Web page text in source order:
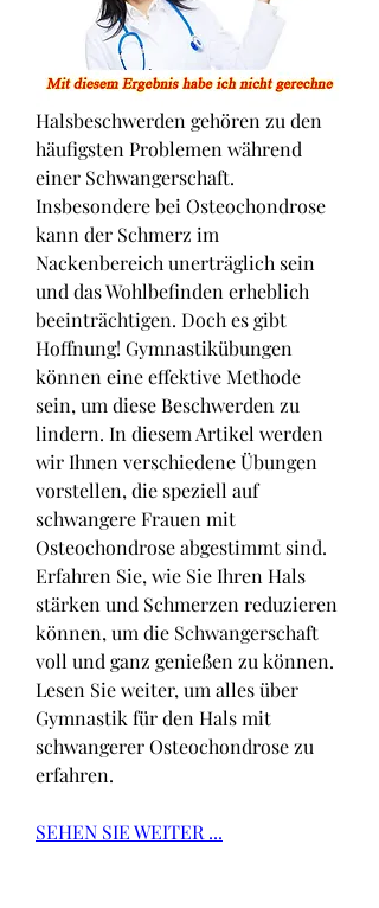
Halsbeschwerden gehören zu den
häufigsten Problemen während
einer Schwangerschaft.
Insbesondere bei Osteochondrose
kann der Schmerz im
Nackenbereich unerträglich sein
und das Wohlbefinden erheblich
beeinträchtigen. Doch es gibt
Hoffnung! Gymnastikübungen
können eine effektive Methode
sein, um diese Beschwerden zu
lindern. In diesem Artikel werden
wir Ihnen verschiedene Übungen
vorstellen, die speziell auf
schwangere Frauen mit
Osteochondrose abgestimmt sind.
Erfahren Sie, wie Sie Ihren Hals
stärken und Schmerzen reduzieren
können, um die Schwangerschaft
voll und ganz genießen zu können.
Lesen Sie weiter, um alles über
Gymnastik für den Hals mit
schwangerer Osteochondrose zu
erfahren.
SEHEN SIE WEITER ...